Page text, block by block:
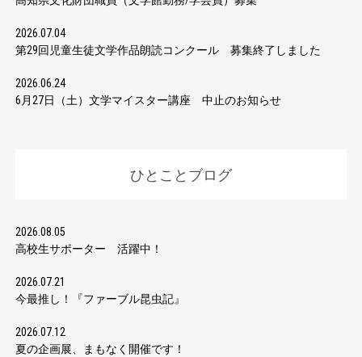
2026.07.04
第29回児童生徒文学作品朗読コンクール 募集終了しました
2026.06.24
6月27日（土）文学マイスター講座 中止のお知らせ
ひとことブログ
2026.08.05
高校生サポーター 活躍中！
2026.07.21
今最推し！『ファーブル昆虫記』
2026.07.12
夏の企画展、まもなく開催です！